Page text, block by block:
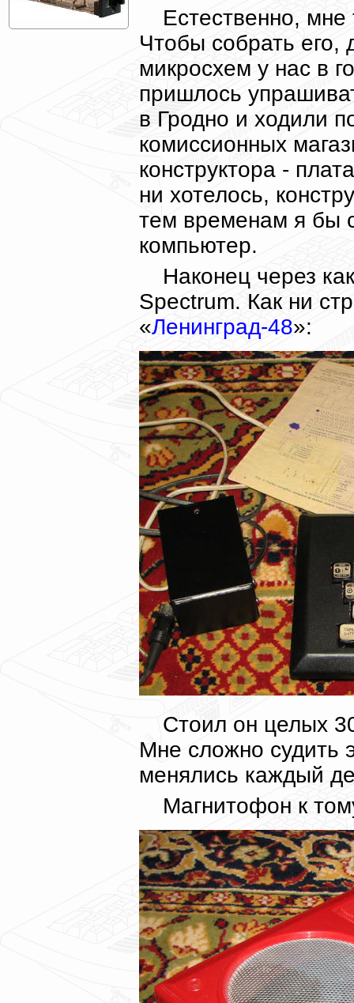
Естественно,
Чтобы собрать его,
микросхем у нас в
пришлось
в Гродно и ходили
комиссионных
конструктора -
ни хотелось,
тем временам я бы
компьютер.
Наконец через
Spectrum. Как ни
«Ленинград-48»:
Стоил он целых
Мне сложно судить
менялись каждый
Магнитофон к